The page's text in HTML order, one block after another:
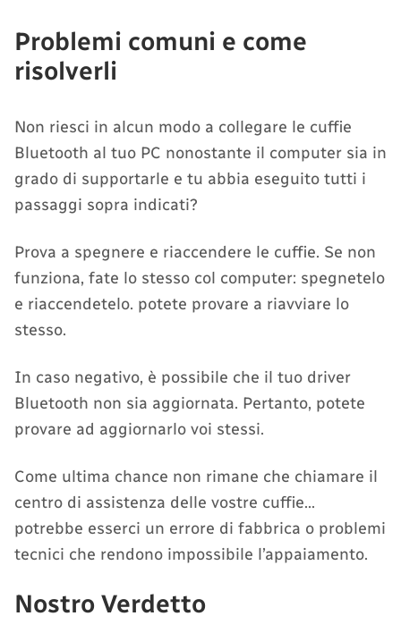
Problemi comuni e come
risolverli
Non riesci in alcun modo a collegare le cuffie
Bluetooth al tuo PC nonostante il computer sia in
grado di supportarle e tu abbia eseguito tutti i
passaggi sopra indicati?
Prova a spegnere e riaccendere le cuffie. Se non
funziona, fate lo stesso col computer: spegnetelo
e riaccendetelo. potete provare a riavviare lo
stesso.
In caso negativo, è possibile che il tuo driver
Bluetooth non sia aggiornata. Pertanto, potete
provare ad aggiornarlo voi stessi.
Come ultima chance non rimane che chiamare il
centro di assistenza delle vostre cuffie…
potrebbe esserci un errore di fabbrica o problemi
tecnici che rendono impossibile l’appaiamento.
Nostro Verdetto